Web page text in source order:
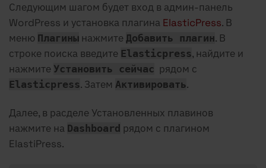
Следующим шагом будет вход в админ-панель
WordPress и установка плагина ElasticPress. В
меню Плагины нажмите Добавить плагин. В
строке поиска введите Elasticpress, найдите и
нажмите Установить сейчас рядом с
Elasticpress. Затем Активировать.
Далее, в расделе Установленных плавинов
нажмите на Dashboard рядом с плагином
ElastiPress.